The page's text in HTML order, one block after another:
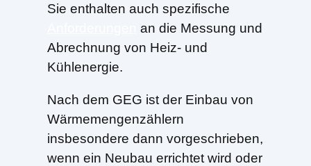
Sie enthalten auch spezifische
an die Messung und
Abrechnung von Heiz- und
Kühlenergie.
Nach dem GEG ist der Einbau von
Wärmemengenzählern
insbesondere dann vorgeschrieben,
wenn ein Neubau errichtet wird oder